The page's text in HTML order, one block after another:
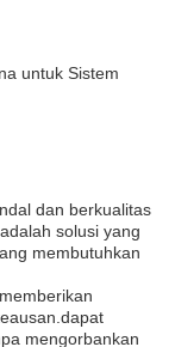
untuk Sistem
dan berkualitas
solusi yang
membutuhkan
mengorbankan